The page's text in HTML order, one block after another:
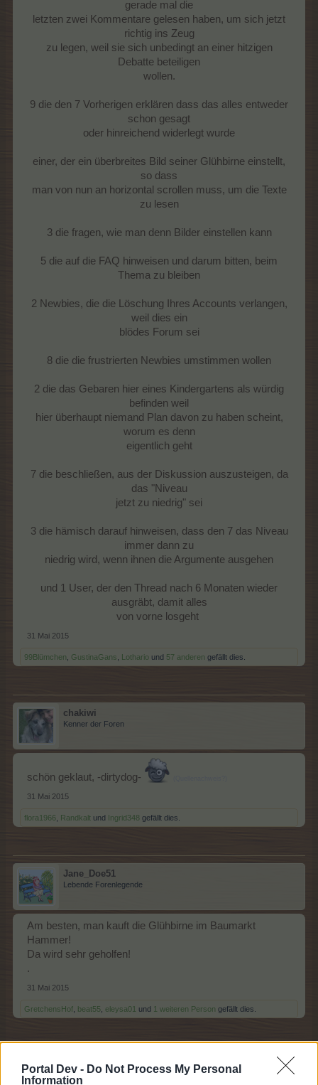
Portal Dev - Do Not Process My Personal
Information
gerade mal die
letzten zwei Kommentare gelesen haben, um sich jetzt
richtig ins Zeug
zu legen, weil sie sich unbedingt an einer hitzigen
Debatte beteiligen
wollen.
9 die den 7 Vorherigen erklären dass das alles entweder
schon gesagt
oder hinreichend widerlegt wurde
einer, der ein überbreites Bild seiner Glühbirne einstellt,
so dass
man von nun an horizontal scrollen muss, um die Texte
zu lesen
3 die fragen, wie man denn Bilder einstellen kann
5 die auf die FAQ hinweisen und darum bitten, beim
Thema zu bleiben
2 Newbies, die die Löschung Ihres Accounts verlangen,
weil dies ein
blödes Forum sei
8 die die frustrierten Newbies umstimmen wollen
2 die das Gebaren hier eines Kindergartens als würdig
befinden weil
hier überhaupt niemand Plan davon zu haben scheint,
worum es denn
eigentlich geht
7 die beschließen, aus der Diskussion auszusteigen, da
das "Niveau
jetzt zu niedrig" sei
3 die hämisch darauf hinweisen, dass den 7 das Niveau
immer dann zu
niedrig wird, wenn ihnen die Argumente ausgehen
und 1 User, der den Thread nach 6 Monaten wieder
ausgräbt, damit alles
von vorne losgeht ​
31 Mai 2015
99Blümchen GustinaGans Lothario und 57 anderen gefällt dies.
chakiwi
Kenner der Foren
schön geklaut, -dirtydog-
31 Mai 2015
flora1966 Randkalt und Ingrid348 gefällt dies.
Jane_Doe51
Lebende Forenlegende
Am besten, man kauft die Glühbirne im Baumarkt
Hammer!
Da wird sehr geholfen!
.
31 Mai 2015
GretchensHof beat55 eleysa01 und 1 weiteren Person gefällt dies.
cassy47
Colonel des Forums